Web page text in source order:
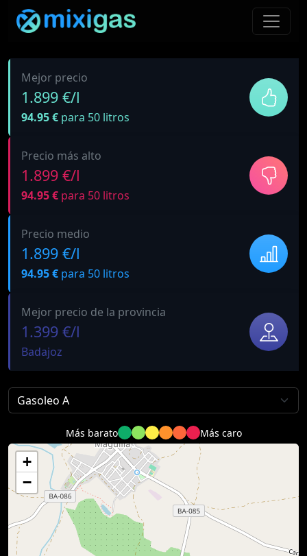
Mejor precio
1.899 €/l
94.95 € para 50 litros
Precio más alto
1.899 €/l
94.95 € para 50 litros
Precio medio
1.899 €/l
94.95 € para 50 litros
Mejor precio de la provincia
1.399 €/l
Badajoz
Más barato Más caro
+
−